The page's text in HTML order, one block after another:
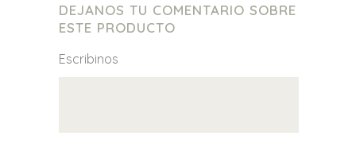
DEJANOS TU COMENTARIO SOBRE
ESTE PRODUCTO
Escribinos